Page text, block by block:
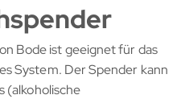
Bode ist geeignet für das
System. Der Spender kann
(alkoholische